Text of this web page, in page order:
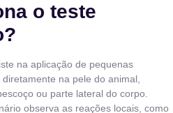
o teste
na aplicação de pequenas
na pele do animal,
ou parte lateral do corpo.
observa as reações locais, como